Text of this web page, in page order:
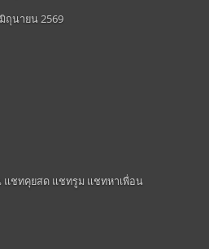
ถุนายน 2569
ชทคุยสด แชทรูม แชทหาเพื่อน